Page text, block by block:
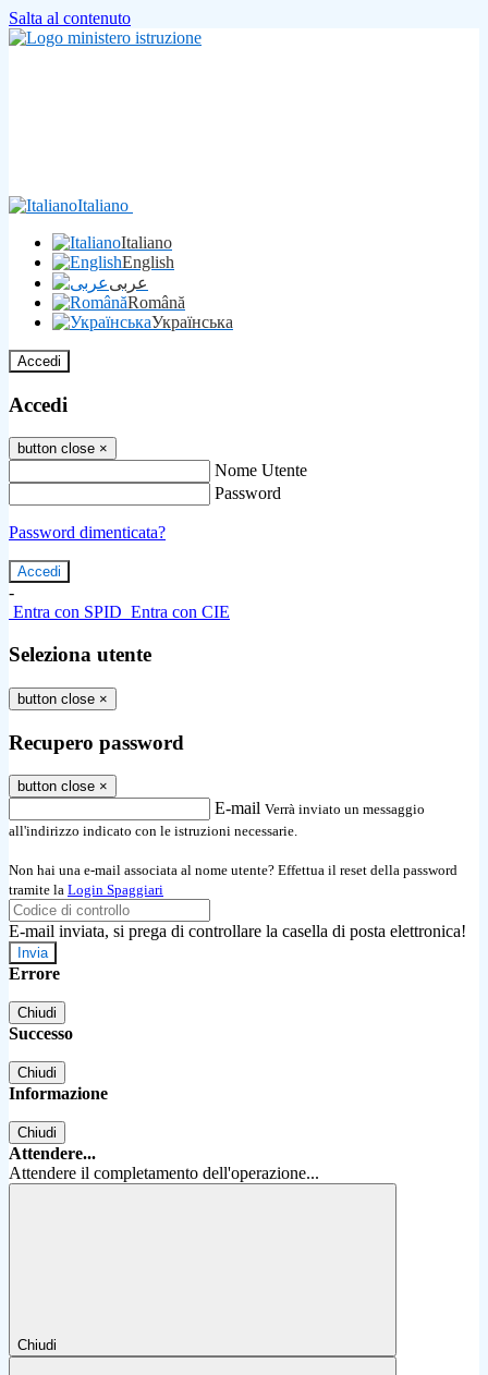
Salta al contenuto
Italiano
Italiano
English
عربى
Română
Українська
Accedi
Accedi
button close ×
Nome Utente
Password
Password dimenticata?
-
Entra con SPID Entra con CIE
Seleziona utente
button close ×
Recupero password
button close ×
E-mail Verrà inviato un messaggio
all'indirizzo indicato con le istruzioni necessarie.
Non hai una e-mail associata al nome utente? Effettua il reset della password
tramite la Login Spaggiari
E-mail inviata, si prega di controllare la casella di posta elettronica!
Errore
Chiudi
Successo
Chiudi
Informazione
Chiudi
Attendere...
Attendere il completamento dell'operazione...
Chiudi